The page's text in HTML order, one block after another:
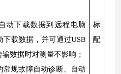
动下载数据到远程电脑
下载数据，并可通过USB
数据时对测量不影响；
常规故障自动诊断、自动
标
配